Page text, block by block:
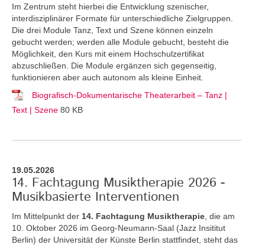
Im Zentrum steht hierbei die Entwicklung szenischer,
interdisziplinärer Formate für unterschiedliche Zielgruppen.
Die drei Module Tanz, Text und Szene können einzeln
gebucht werden; werden alle Module gebucht, besteht die
Möglichkeit, den Kurs mit einem Hochschulzertifikat
abzuschließen. Die Module ergänzen sich gegenseitig,
funktionieren aber auch autonom als kleine Einheit.
Biografisch-Dokumentarische Theaterarbeit – Tanz |
Text | Szene 80 KB
19.05.2026
14. Fachtagung Musiktherapie 2026 -
Musikbasierte Interventionen
Im Mittelpunkt der 14. Fachtagung Musiktherapie , die am
10. Oktober 2026 im Georg-Neumann-Saal (Jazz Insititut
Berlin) der Universität der Künste Berlin stattfindet, steht das